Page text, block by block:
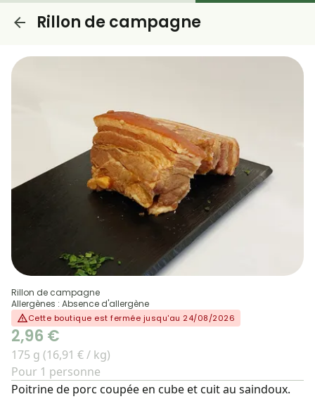
Rillon de campagne
Rillon de campagne
Allergènes : Absence d'allergène
Cette boutique est fermée jusqu'au 24/08/2026
2,96 €
175 g (16,91 € / kg)
Pour 1 personne
Poitrine de porc coupée en cube et cuit au saindoux.